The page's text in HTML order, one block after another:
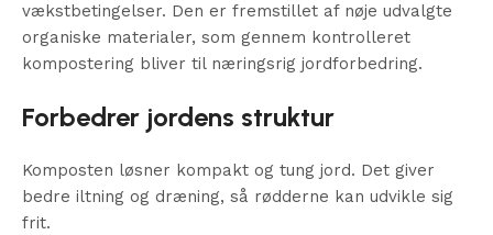
vækstbetingelser. Den er fremstillet af nøje udvalgte
organiske materialer, som gennem kontrolleret
kompostering bliver til næringsrig jordforbedring.
Forbedrer jordens struktur
Komposten løsner kompakt og tung jord. Det giver
bedre iltning og dræning, så rødderne kan udvikle sig
frit.